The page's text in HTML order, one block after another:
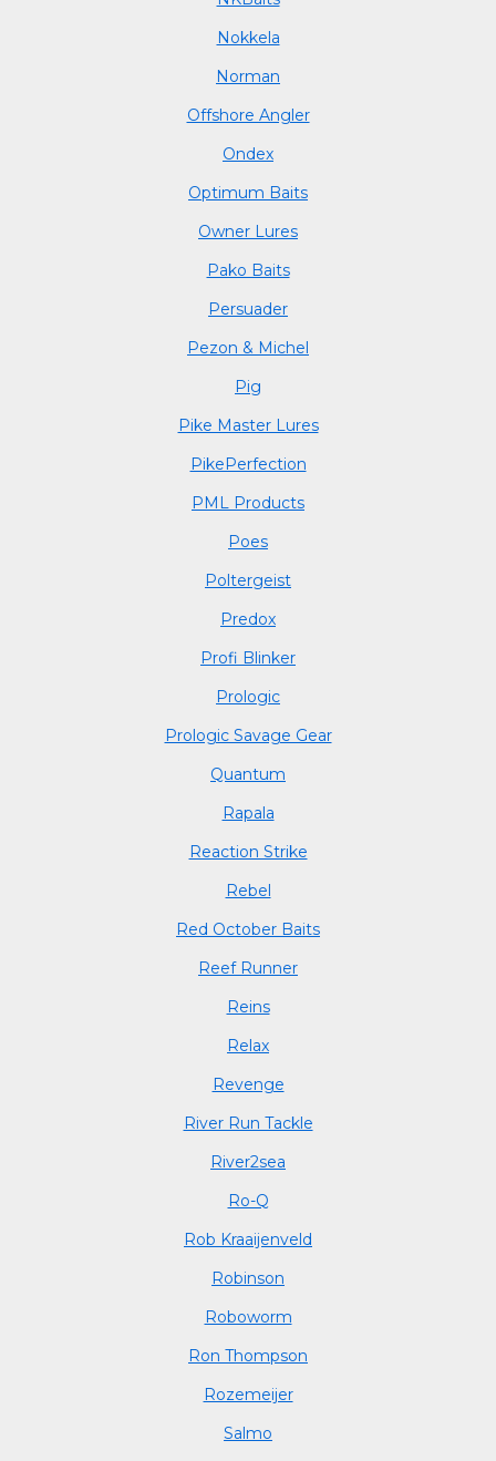
Nokkela
Norman
Offshore Angler
Ondex
Optimum Baits
Owner Lures
Pako Baits
Persuader
Pezon & Michel
Pig
Pike Master Lures
PikePerfection
PML Products
Poes
Poltergeist
Predox
Profi Blinker
Prologic
Prologic Savage Gear
Quantum
Rapala
Reaction Strike
Rebel
Red October Baits
Reef Runner
Reins
Relax
Revenge
River Run Tackle
River2sea
Ro-Q
Rob Kraaijenveld
Robinson
Roboworm
Ron Thompson
Rozemeijer
Salmo